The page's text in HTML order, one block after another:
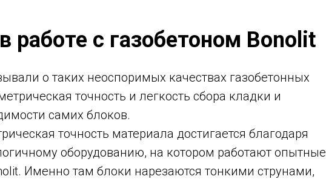
с газобетоном Bonolit
о таких неоспоримых качествах газобетонных
точность и легкость сбора кладки и
самих блоков.
точность материала достигается благодаря
оборудованию, на котором работают опытные
Именно там блоки нарезаются тонкими струнами,